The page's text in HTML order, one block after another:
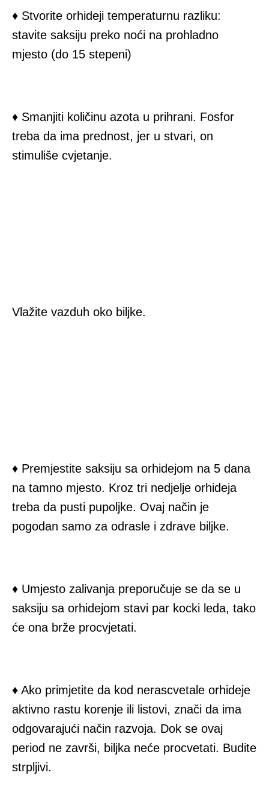
♦ Stvorite orhideji temperaturnu razliku:
stavite saksiju preko noći na prohladno
mjesto (do 15 stepeni)
♦ Smanjiti količinu azota u prihrani. Fosfor
treba da ima prednost, jer u stvari, on
stimuliše cvjetanje.
Vlažite vazduh oko biljke.
♦ Premjestite saksiju sa orhidejom na 5 dana
na tamno mjesto. Kroz tri nedjelje orhideja
treba da pusti pupoljke. Ovaj način je
pogodan samo za odrasle i zdrave biljke.
♦ Umjesto zalivanja preporučuje se da se u
saksiju sa orhidejom stavi par kocki leda, tako
će ona brže procvjetati.
♦ Ako primjetite da kod nerascvetale orhideje
aktivno rastu korenje ili listovi, znači da ima
odgovarajući način razvoja. Dok se ovaj
period ne završi, biljka neće procvetati. Budite
strpljivi.